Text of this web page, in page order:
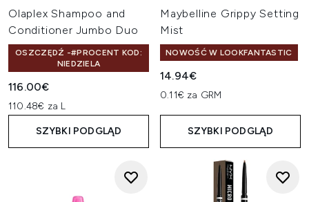
Olaplex Shampoo and
Conditioner Jumbo Duo
OSZCZĘDŹ -#PROCENT KOD:
NIEDZIELA
116.00€
110.48€ za L
SZYBKI PODGLĄD
Maybelline Grippy Setting
Mist
NOWOŚĆ W LOOKFANTASTIC
14.94€
0.11€ za GRM
SZYBKI PODGLĄD